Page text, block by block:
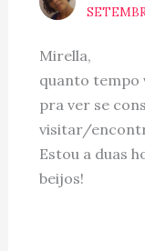
Mirella,
quanto tempo
pra ver se
visitar/
Estou a duas
beijos!